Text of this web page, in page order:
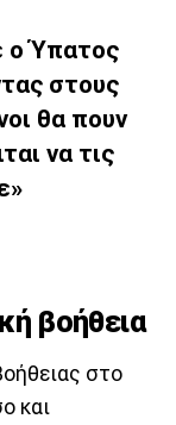
ο Ύπατος
στους
θα πουν
να τις
βοήθεια
στο
και